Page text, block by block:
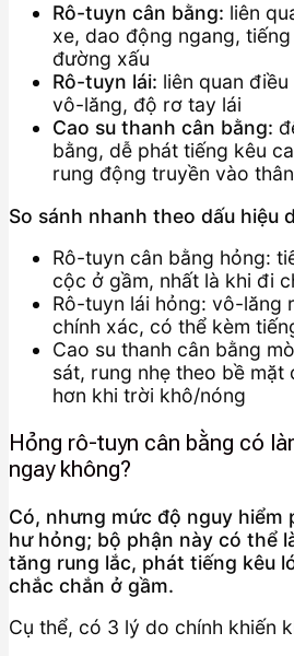
Rô-tuyn cân bằng: liên
xe, dao động ngang,
đường xấu
Rô-tuyn lái: liên quan
vô-lăng, độ rơ tay lái
Cao su thanh cân bằng:
bằng, dễ phát tiếng kêu
rung động truyền vào
So sánh nhanh theo dấu hiệu
Rô-tuyn cân bằng hỏng:
cộc ở gầm, nhất là khi đi
Rô-tuyn lái hỏng: vô-lăng
chính xác, có thể kèm
Cao su thanh cân bằng
sát, rung nhẹ theo bề
hơn khi trời khô/nóng
Hỏng rô-tuyn cân bằng có
ngay không?
Có, nhưng mức độ nguy
hư hỏng; bộ phận này có thể
tăng rung lắc, phát tiếng kêu
chắc chắn ở gầm.
Cụ thể, có 3 lý do chính khiến